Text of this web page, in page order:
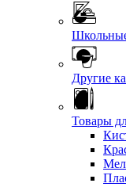
Другие
Товары